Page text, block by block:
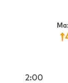
2:00